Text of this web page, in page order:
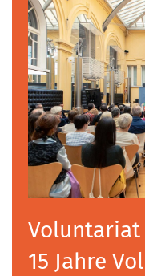
Voluntariat
15 Jahre